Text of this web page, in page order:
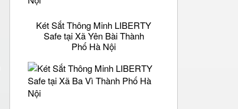
Két Sắt Thông Minh LIBERTY
Safe tại Xã Yên Bài Thành
Phố Hà Nội